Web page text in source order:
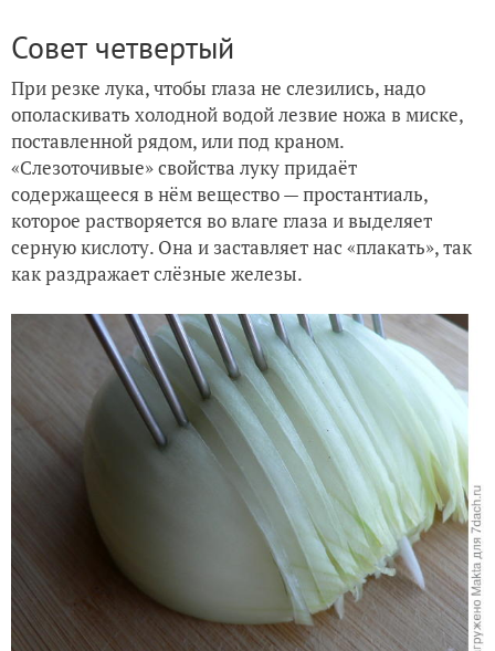
Совет четвертый
При резке лука, чтобы глаза не слезились, надо
ополаскивать холодной водой лезвие ножа в миске,
поставленной рядом, или под краном.
«Слезоточивые» свойства луку придаёт
содержащееся в нём вещество — простантиаль,
которое растворяется во влаге глаза и выделяет
серную кислоту. Она и заставляет нас «плакать», так
как раздражает слёзные железы.